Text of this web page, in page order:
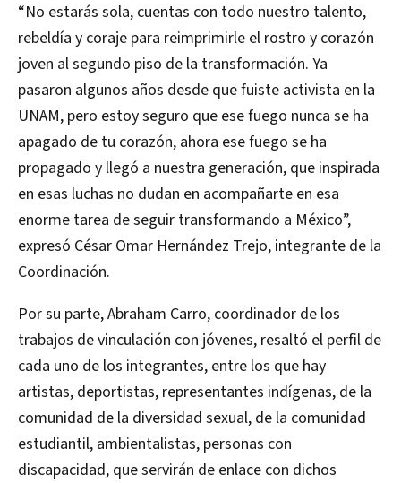
“No estarás sola, cuentas con todo nuestro talento,
rebeldía y coraje para reimprimirle el rostro y corazón
joven al segundo piso de la transformación. Ya
pasaron algunos años desde que fuiste activista en la
UNAM, pero estoy seguro que ese fuego nunca se ha
apagado de tu corazón, ahora ese fuego se ha
propagado y llegó a nuestra generación, que inspirada
en esas luchas no dudan en acompañarte en esa
enorme tarea de seguir transformando a México”,
expresó César Omar Hernández Trejo, integrante de la
Coordinación.
Por su parte, Abraham Carro, coordinador de los
trabajos de vinculación con jóvenes, resaltó el perfil de
cada uno de los integrantes, entre los que hay
artistas, deportistas, representantes indígenas, de la
comunidad de la diversidad sexual, de la comunidad
estudiantil, ambientalistas, personas con
discapacidad, que servirán de enlace con dichos